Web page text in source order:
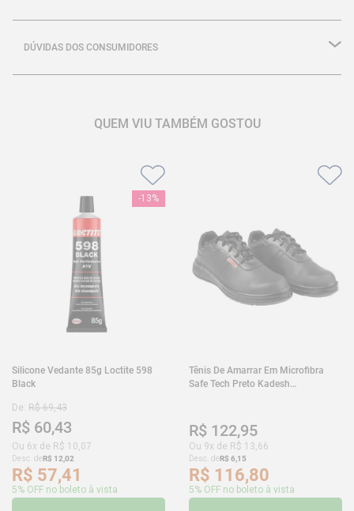
DÚVIDAS DOS CONSUMIDORES
QUEM VIU TAMBÉM GOSTOU
-13%
Silicone Vedante 85g Loctite 598
Black
De: R$ 69,43
R$ 60,43
Ou 6x de R$ 10,07
Desc. deR$ 12,02
R$ 57,41
5% OFF no boleto à vista
Tênis De Amarrar Em Microfibra
Safe Tech Preto Kadesh
R$ 122,95
Ou 9x de R$ 13,66
Desc. deR$ 6,15
R$ 116,80
5% OFF no boleto à vista